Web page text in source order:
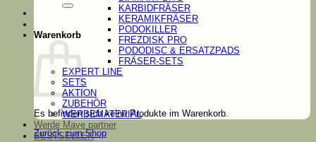
Warenkorb
Es befinden sich keine Produkte im Warenkorb.
Zurück zum Shop
KARBIDFRÄSER
KERAMIKFRÄSER
PODOKILLER
FREZDISK PRO
PODODISC & ERSATZPADS
FRÄSER-SETS
EXPERT LINE
SETS
AKTION
ZUBEHÖR
WERBEMATERIAL
Werde Mave partner
BESTSELLER